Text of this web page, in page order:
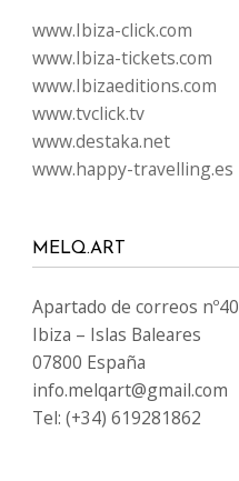
www.Ibiza-click.com
www.Ibiza-tickets.com
www.Ibizaeditions.com
www.tvclick.tv
www.destaka.net
www.happy-travelling.es
MELQ.ART
Apartado de correos nº40
Ibiza – Islas Baleares
07800 España
info.melqart@gmail.com
Tel: (+34) 619281862